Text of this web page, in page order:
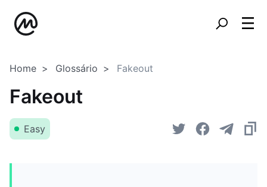
Home Glossário Fakeout
Fakeout
Easy